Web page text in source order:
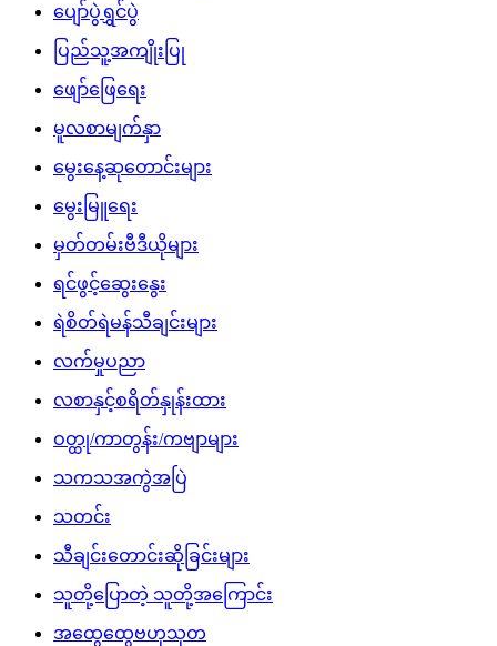
ပျော်ပွဲရွှင်ပွဲ
ပြည်သူ့အကျိုးပြု
ဖျော်ဖြေရေး
မူလစာမျက်နှာ
မွေးနေ့ဆုတောင်းများ
မွေးမြူရေး
မှတ်တမ်းဗီဒီယိုများ
ရင်ဖွင့်ဆွေးနွေး
ရဲစိတ်ရဲမန်သီချင်းများ
လက်မှုပညာ
လစာနှင့်စရိတ်နှုန်းထား
ဝတ္ထု/ကာတွန်း/ကဗျာများ
သကသအကွဲအပြဲ
သတင်း
သီချင်းတောင်းဆိုခြင်းများ
သူတို့ပြောတဲ့ သူတို့အကြောင်း
အထွေထွေဗဟုသုတ